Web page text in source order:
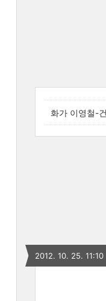
화가 이영철-
2012. 10. 25. 11:10